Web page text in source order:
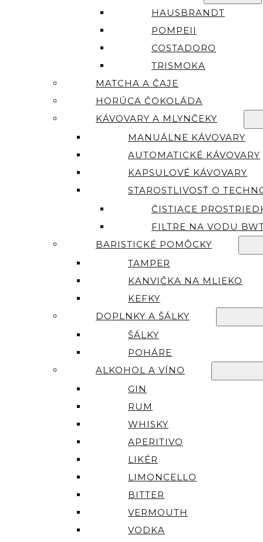
HAUSBRANDT
POMPEII
COSTADORO
TRISMOKA
MATCHA A ČAJE
HORÚCA ČOKOLÁDA
KÁVOVARY A MLYNČEKY
MANUÁLNE KÁVOVARY
AUTOMATICKÉ KÁVOVARY
KAPSULOVÉ KÁVOVARY
STAROSTLIVOSŤ O
ČISTIACE
FILTRE NA VODU
BARISTICKÉ POMÔCKY
TAMPER
KANVIČKA NA MLIEKO
KEFKY
DOPLNKY A ŠÁLKY
ŠÁLKY
POHÁRE
ALKOHOL A VÍNO
GIN
RUM
WHISKY
APERITIVO
LIKÉR
LIMONCELLO
BITTER
VERMOUTH
VODKA